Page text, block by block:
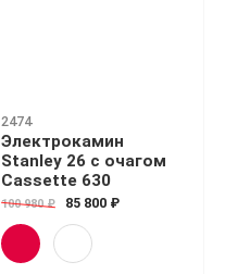
2474
Электрокамин
Stanley 26 с очагом
Cassette 630
100 980 ₽ 85 800 ₽